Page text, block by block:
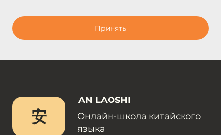
Принять
安
AN LAOSHI
Онлайн-школа китайского
языка